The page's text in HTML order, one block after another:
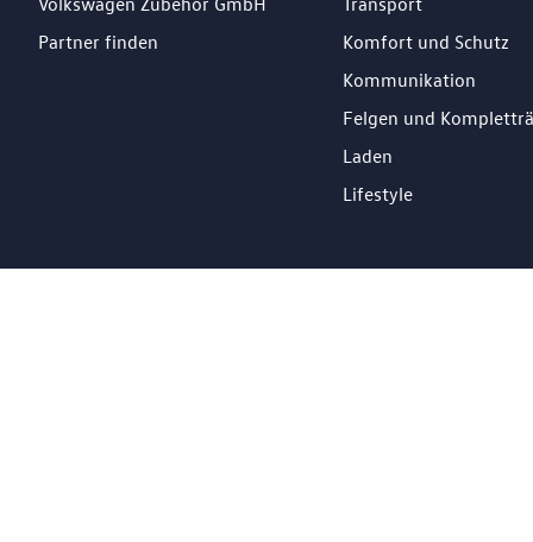
Partner finden
Komfort und Schutz
Kommunikation
Felgen und
Laden
Lifestyle